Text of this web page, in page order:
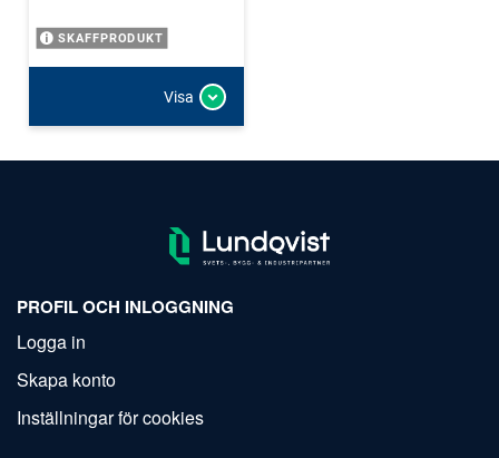
SKAFFPRODUKT
Visa
PROFIL OCH INLOGGNING
Logga in
Skapa konto
Inställningar för cookies